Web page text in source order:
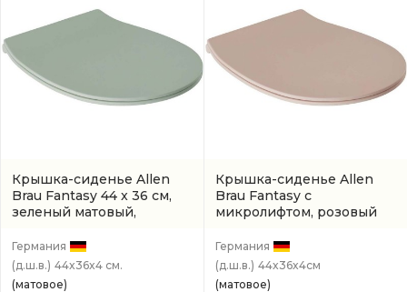
Крышка-сиденье Allen
Brau Fantasy 44 x 36 см,
зеленый матовый,
Германия
(д.ш.в.) 44x36x4 см.
(матовое)
Крышка-сиденье Allen
Brau Fantasy с
микролифтом, розовый
Германия
(д.ш.в.) 44x36x4см
(матовое)